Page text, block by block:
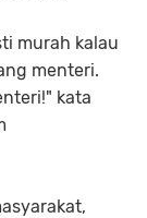
murah kalau
menteri.
kata